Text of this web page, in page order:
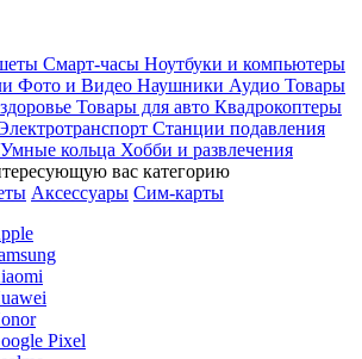
Смарт-часы Ноутбуки и компьютеры
Фото и Видео Наушники Аудио Товары
Товары для авто Квадрокоптеры
Станции подавления
Умные кольца Хобби и развлечения
вас категорию
Аксессуары Сим-карты
Pixel